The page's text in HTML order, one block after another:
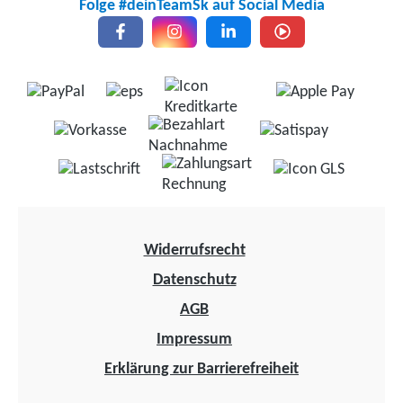
Auswirkungen auf Ihren Kombinachrüstfilter hat.
Weder die Funktion noch die Haltbarkeit werden
beeinträchtigt.Wir bedauern etwaige
Unannehmlichkeiten und danken für Ihr
Verständnis.Auch in unserem Bereich müssen wir
uns gelegentlich an veränderte
Rahmenbedingungen anpassen, um Ihnen stets
Produkte auf dem neuesten Stand der Technik
Folge #deinTeamSk auf Social Media
Widerrufsrecht
Datenschutz
AGB
Impressum
Erklärung zur Barrierefreiheit